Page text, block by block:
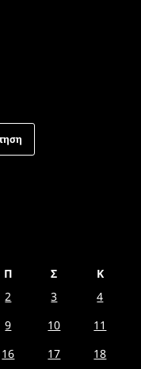
Π Σ
Κ
2 3
4
9 10
11
16 17
18